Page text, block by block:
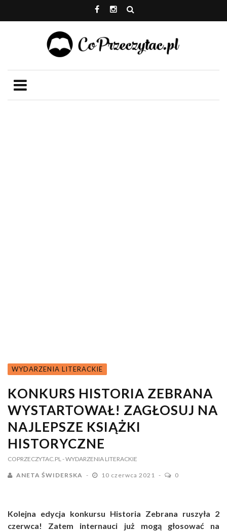
WYDARZENIA LITERACKIE
KONKURS HISTORIA ZEBRANA
WYSTARTOWAŁ! ZAGŁOSUJ NA
NAJLEPSZE KSIĄŻKI
HISTORYCZNE
COPRZECZYTAC.PL - WYDARZENIA LITERACKIE
ANETA ŚWIDERSKA 10 czerwca 2021 0
Kolejna edycja konkursu Historia Zebrana ruszyła 2
czerwca! Zatem internauci już mogą głosować na